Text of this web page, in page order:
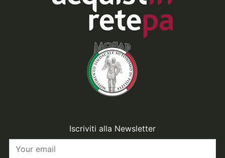
Iscriviti alla Newsletter